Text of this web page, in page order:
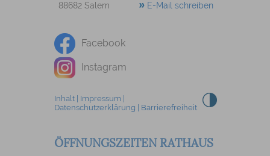
88682 Salem
E-Mail schreiben
Facebook
Instagram
Inhalt| Impressum
Datenschutzerklärung
Barrierefreiheit
ÖFFNUNGSZEITEN RATHAUS